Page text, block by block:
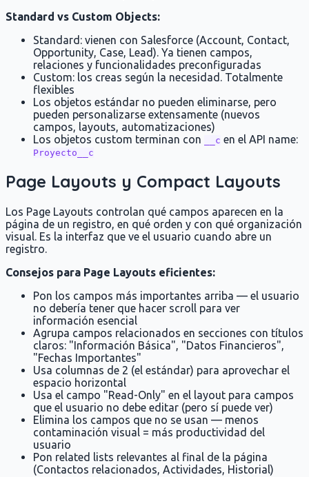
Standard vs Custom Objects:
Standard: vienen con Salesforce (Account, Contact,
Opportunity, Case, Lead). Ya tienen campos,
relaciones y funcionalidades preconfiguradas
Custom: los creas según la necesidad. Totalmente
flexibles
Los objetos estándar no pueden eliminarse, pero
pueden personalizarse extensamente (nuevos
campos, layouts, automatizaciones)
Los objetos custom terminan con
__c en el API name:
Proyecto__c
Page Layouts y Compact Layouts
Los Page Layouts controlan qué campos aparecen en la
página de un registro, en qué orden y con qué organización
visual. Es la interfaz que ve el usuario cuando abre un
registro.
Consejos para Page Layouts eficientes:
Pon los campos más importantes arriba — el usuario
no debería tener que hacer scroll para ver
información esencial
Agrupa campos relacionados en secciones con títulos
claros: "Información Básica", "Datos Financieros",
"Fechas Importantes"
Usa columnas de 2 (el estándar) para aprovechar el
espacio horizontal
Usa el campo "Read-Only" en el layout para campos
que el usuario no debe editar (pero sí puede ver)
Elimina los campos que no se usan — menos
contaminación visual = más productividad del
usuario
Pon related lists relevantes al final de la página
(Contactos relacionados, Actividades, Historial)